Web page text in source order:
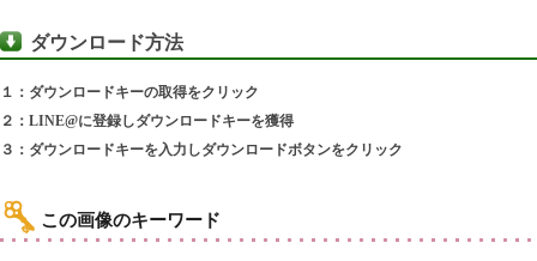
ダウンロード方法
１：ダウンロードキーの取得をクリック
２：LINE@に登録しダウンロードキーを獲得
３：ダウンロードキーを入力しダウンロードボタンをクリック
この画像のキーワード